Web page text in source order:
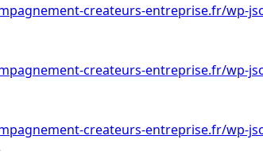
createurs-entreprise.fr/wp-
createurs-entreprise.fr/wp-
createurs-entreprise.fr/wp-